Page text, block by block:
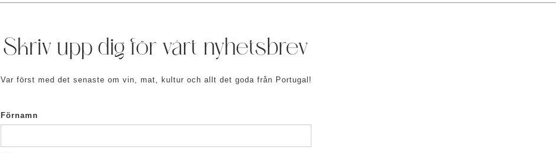
Skriv upp dig för vårt nyhetsbrev
Var först med det senaste om vin, mat, kultur och allt det goda från Portugal!
Förnamn